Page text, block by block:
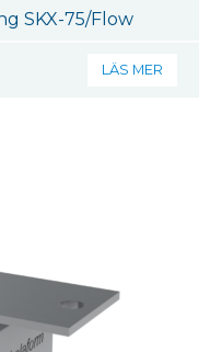
SKX-75/Flow
LÄS MER